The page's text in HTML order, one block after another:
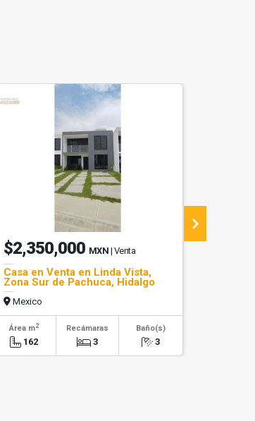
$2,350,000 MXN | Venta
Casa en Venta en Linda Vista,
Zona Sur de Pachuca, Hidalgo
Mexico
Área m2
162
Recámaras
3
Baño(s)
3